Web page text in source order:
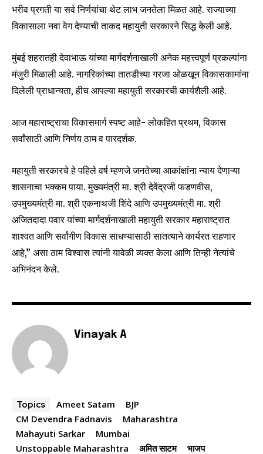
Join our community of
SUBSCRIBERS and be part of the
conversation.
To subscribe, simply enter your email address on our website
or click the subscribe button below. Don't worry, we respect
your privacy and won't spam your inbox. Your information is
SUBSCRIBE
I've read and accept thePrivacy Policy.
6,300
भरीव प्रगती या सर्व निर्णयांचा थेट लाभ जनतेला मिळत आहे. राज्याच्या
विकासाला नवा वेग देण्याची ताकद महायुती सरकारने सिद्ध केली आहे.
मुंबई शहरातही देवाभाऊ यांच्या मार्गदर्शनाखाली अनेक महत्त्वपूर्ण प्रकल्पांना
मंजुरी मिळाली आहे. नागरिकांच्या तातडीच्या गरजा ओळखून विकासकामांना
दिलेली प्राधान्यता, हीच आपल्या महायुती सरकारची कार्यशैली आहे.
आज महाराष्ट्राचा विकासमार्ग स्पष्ट आहे- लोकहित प्रथम, विकास
सर्वांसाठी आणि निर्णय ठाम व पारदर्शक.
महायुती सरकारचे हे पहिले वर्ष म्हणजे जनतेच्या आकांक्षांना न्याय देणाऱ्या
शासनाचा भक्कम पाया. मुख्यमंत्री मा. श्री देवेंद्रजी फडणवीस,
उपमुख्यमंत्री मा. श्री एकनाथजी शिंदे आणि उपमुख्यमंत्री मा. श्री
अजितदादा पवार यांच्या मार्गदर्शनाखाली महायुती सरकार महाराष्ट्रात
शाश्वत आणि सर्वांगीण विकास साधण्यासाठी सातत्याने कार्यरत राहणार
आहे,” असा ठाम विश्वास त्यांनी यावेळी व्यक्त केला आणि तिन्ही नेत्यांचे
अभिनंदन केले.
Vinayak A
Topics Ameet Satam
BJP
CM Devendra Fadnavis
Maharashtra
Mahayuti Sarkar
Mumbai
Unstoppable Maharashtra
अमित साटम भाजप